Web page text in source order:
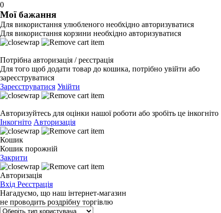
0
Мої бажання
Для використання улюбленого необхідно авторизуватися
Для використання корзини необхідно авторизуватися
Потрібна авторизація / реєстрація
Для того щоб додати товар до кошика, потрібно увійти або
зареєструватися
Зареєструватися Увійти
Авторизуйтесь для оцінки нашої роботи або зробіть це інкогніто
Інкогніто Авторизація
Кошик
Кошик порожній
Закрити
Авторизація
Вхід Реєстрація
Нагадуємо, що наш інтернет-магазин
не проводить роздрібну торгівлю